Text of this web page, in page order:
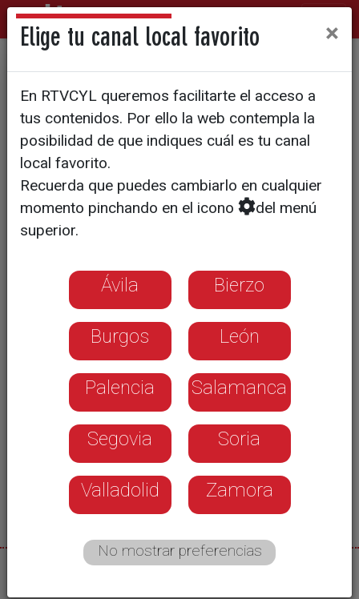
'Phenomenal', el estreno de
CyLTV que propone los
mejores planes de
enoturismo
La primera temporada del espacio,
compuesta por 13 capítulos, se
horas en La 7
Elige tu canal local favorito ×
En RTVCYL queremos facilitarte el acceso a
tus contenidos. Por ello la web contempla la
posibilidad de que indiques cuál es tu canal
local favorito.
Recuerda que puedes cambiarlo en cualquier
momento pinchando en el icono
del menú
superior.
Ávila Bierzo
Burgos León
Palencia Salamanca
Segovia Soria
Valladolid Zamora
No mostrar preferencias